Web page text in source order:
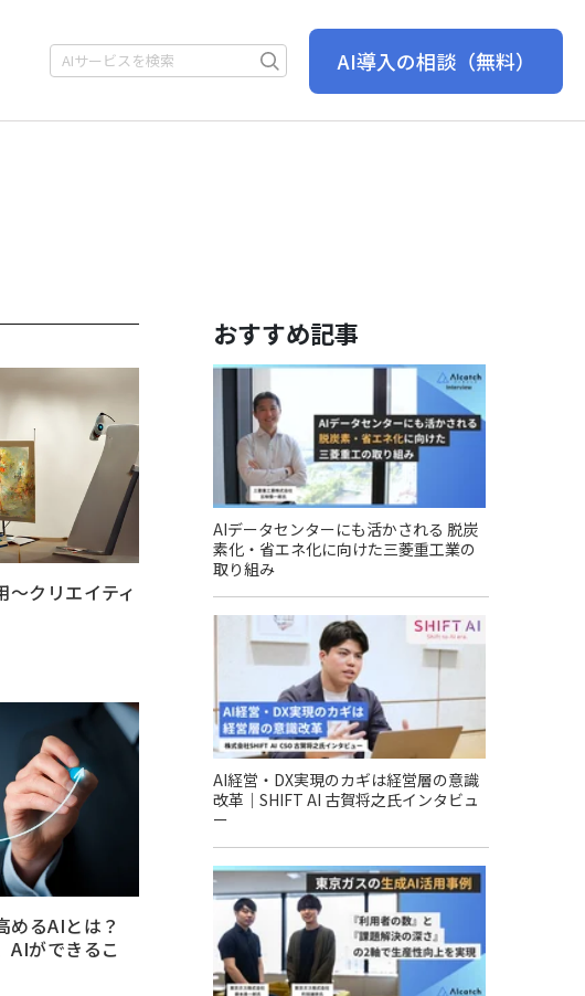
AI導入の相談（無料）
～クリエイティ
めるAIとは？
AIができるこ
おすすめ記事
AIデータセンターにも活かされる 脱炭
素化・省エネ化に向けた三菱重工業の
取り組み
AI経営・DX実現のカギは経営層の意識
改革｜SHIFT AI 古賀将之氏インタビュ
ー